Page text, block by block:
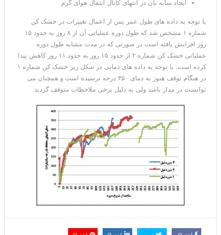
ایجاد سایه بان در انتهای کانال انتقال هوای گرم
با توجه به داده های طول عمر پس از اعمال تغییرات در خشک کن
شماره ۱ مشخص شد که طول دوره عملیاتی آن از ۸ روز به حدود ۱۵
روز افزایش یافته است در صورتی که در مدت مشابه طول دوره
عملیاتی خشک کن شماره ۲ از حدود ۱۵ روز به حدود ۱۱ روز کاهش پیدا
کرده است. با توجه به داده های دمایی در شکل زیر خشک کن شماره ۱
در هنگام توقف هنوز به دمای ۳۵۰ درجه نرسیده است و همچنان می
توانست در مدار باشد ولی به دلیل برخی ملاحظات متوقف گردید.